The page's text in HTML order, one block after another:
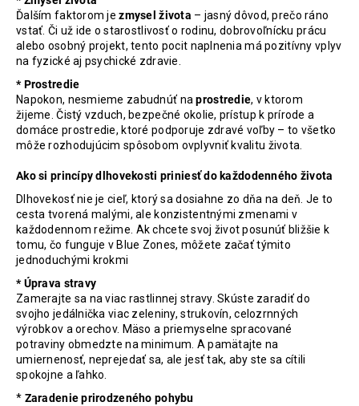
Ďalším faktorom jezmysel života – jasný dôvod, prečo ráno
vstať. Či už ide o starostlivosť o rodinu, dobrovoľnícku prácu
alebo osobný projekt, tento pocit naplnenia má pozitívny vplyv
na fyzické aj psychické zdravie.
* Prostredie
Napokon, nesmieme zabudnúť naprostredie, v ktorom
žijeme. Čistý vzduch, bezpečné okolie, prístup k prírode a
domáce prostredie, ktoré podporuje zdravé voľby – to všetko
môže rozhodujúcim spôsobom ovplyvniť kvalitu života.
Ako si princípy dlhovekosti priniesť do každodenného života
Dlhovekosť nie je cieľ, ktorý sa dosiahne zo dňa na deň. Je to
cesta tvorená malými, ale konzistentnými zmenami v
každodennom režime. Ak chcete svoj život posunúť bližšie k
tomu, čo funguje v Blue Zones, môžete začať týmito
jednoduchými krokmi
* Úprava stravy
Zamerajte sa na viac rastlinnej stravy. Skúste zaradiť do
svojho jedálnička viac zeleniny, strukovín, celozrnných
výrobkov a orechov. Mäso a priemyselne spracované
potraviny obmedzte na minimum. A pamätajte na
umiernenosť, neprejedať sa, ale jesť tak, aby ste sa cítili
spokojne a ľahko.
* Zaradenie prirodzeného pohybu